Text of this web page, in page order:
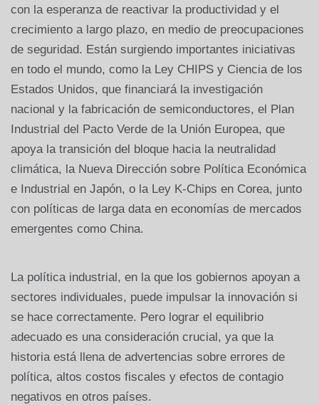
con la esperanza de reactivar la productividad y el
crecimiento a largo plazo, en medio de preocupaciones
de seguridad. Están surgiendo importantes iniciativas
en todo el mundo, como la Ley CHIPS y Ciencia de los
Estados Unidos, que financiará la investigación
nacional y la fabricación de semiconductores, el Plan
Industrial del Pacto Verde de la Unión Europea, que
apoya la transición del bloque hacia la neutralidad
climática, la Nueva Dirección sobre Política Económica
e Industrial en Japón, o la Ley K-Chips en Corea, junto
con políticas de larga data en economías de mercados
emergentes como China.
La política industrial, en la que los gobiernos apoyan a
sectores individuales, puede impulsar la innovación si
se hace correctamente. Pero lograr el equilibrio
adecuado es una consideración crucial, ya que la
historia está llena de advertencias sobre errores de
política, altos costos fiscales y efectos de contagio
negativos en otros países.